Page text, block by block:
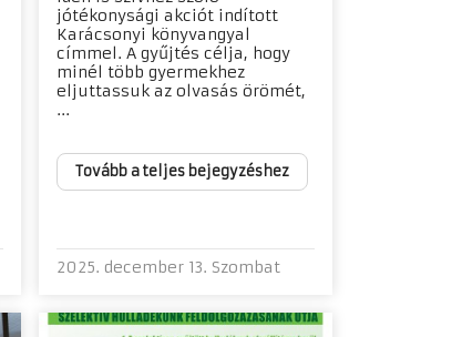
jótékonysági akciót indított
Karácsonyi könyvangyal
címmel. A gyűjtés célja, hogy
minél több gyermekhez
eljuttassuk az olvasás örömét,
...
Tovább a teljes bejegyzéshez
2025. december 13. Szombat